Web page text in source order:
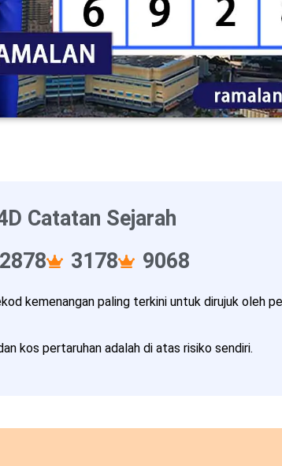
Catatan Sejarah
2878 3178 9068
kemenangan paling terkini untuk dirujuk oleh
kos pertaruhan adalah di atas risiko sendiri.